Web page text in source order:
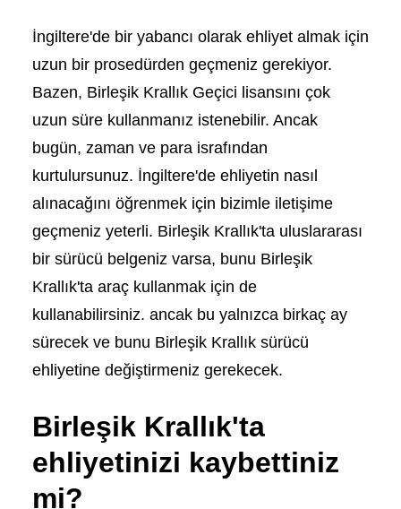
İngiltere'de bir yabancı olarak ehliyet almak için
uzun bir prosedürden geçmeniz gerekiyor.
Bazen, Birleşik Krallık Geçici lisansını çok
uzun süre kullanmanız istenebilir. Ancak
bugün, zaman ve para israfından
kurtulursunuz. İngiltere'de ehliyetin nasıl
alınacağını öğrenmek için bizimle iletişime
geçmeniz yeterli. Birleşik Krallık'ta uluslararası
bir sürücü belgeniz varsa, bunu Birleşik
Krallık'ta araç kullanmak için de
kullanabilirsiniz. ancak bu yalnızca birkaç ay
sürecek ve bunu Birleşik Krallık sürücü
ehliyetine değiştirmeniz gerekecek.
Birleşik Krallık'ta
ehliyetinizi kaybettiniz
mi?